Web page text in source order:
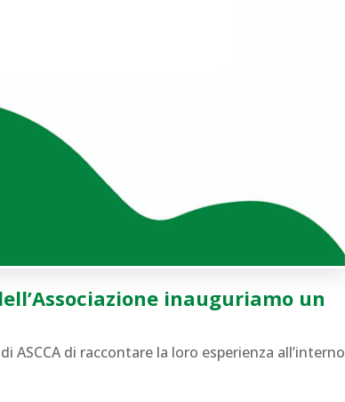
inauguriamo un
ASCCA di raccontare la loro esperienza all’interno